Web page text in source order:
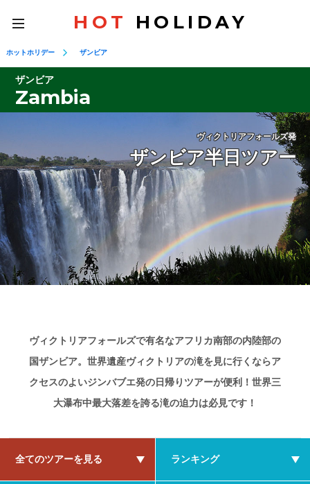
toggle
navigation
HOT HOLIDAY
ホットホリデー ザンビア
ザンビア
Zambia
ヴィクトリアフォールズ発
ザンビア半日ツアー
ヴィクトリアフォールズで有名なアフリカ南部の内陸部の
国ザンビア。世界遺産ヴィクトリアの滝を見に行くならア
クセスのよいジンバブエ発の日帰りツアーが便利！世界三
大瀑布中最大落差を誇る滝の迫力は必見です！
全てのツアーを見る ランキング